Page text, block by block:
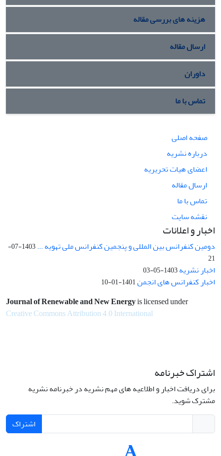
هزینه های بررسی مقاله
ارسال مقاله
داوران
تماس با ما
صفحه اصلی
درباره نشریه
اعضای هیات تحریریه
ارسال مقاله
تماس با ما
نقشه سایت
اخبار و اعلانات
دومین کنفرانس بین المللی و پنجمین کنفرانس ملی تهویه ...
1403-07-
21
اخبار نشریه1403-05-03
اخبار کنفرانس های انجمن1401-01-10
Journal of Renewable and New Energyis licensed under
Creative Commons Attribution 4.0 International
اشتراک خبرنامه
برای دریافت اخبار و اطلاعیه های مهم نشریه در خبرنامه نشریه
مشترک شوید.
اشتراک